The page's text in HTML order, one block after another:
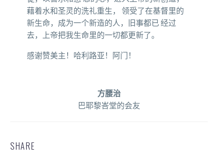
藉着水和圣灵的洗礼重生， 领受了在基督里的
新生命，成为一个新造的人，旧事都已 经过
去，上帝把我生命里的一切都更新了。
感谢赞美主！哈利路亚！阿门！
方腰治
巴耶黎峇堂的会友
SHARE